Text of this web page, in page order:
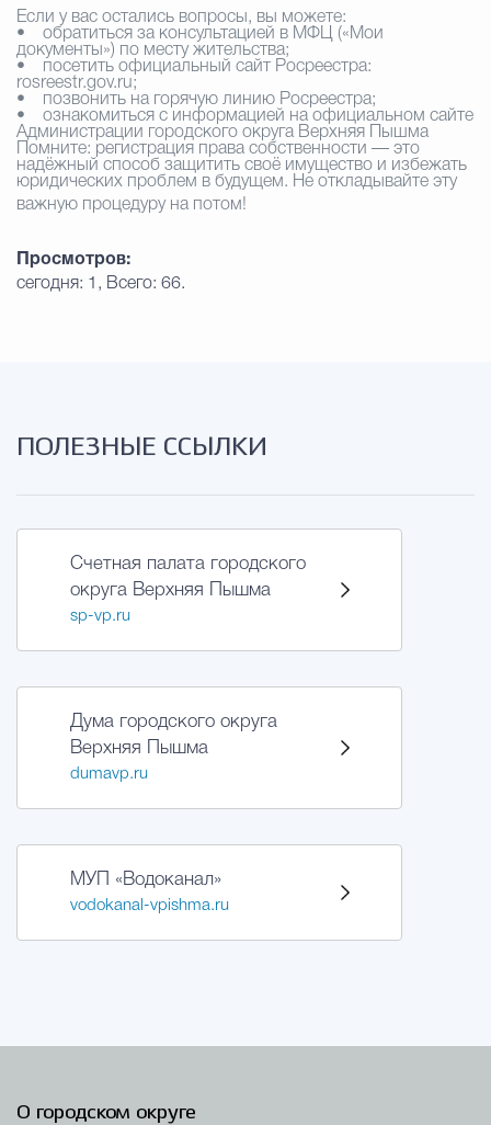
Если у вас остались вопросы, вы можете:
• обратиться за консультацией в МФЦ («Мои
документы») по месту жительства;
• посетить официальный сайт Росреестра:
rosreestr.gov.ru;
• позвонить на горячую линию Росреестра;
• ознакомиться с информацией на официальном сайте
Администрации городского округа Верхняя Пышма
Помните: регистрация права собственности — это
надёжный способ защитить своё имущество и избежать
юридических проблем в будущем. Не откладывайте эту
важную процедуру на потом!
Просмотров:
сегодня: 1, Всего: 66.
ПОЛЕЗНЫЕ ССЫЛКИ
Счетная палата городского
округа Верхняя Пышма
sp-vp.ru
Дума городского округа
Верхняя Пышма
dumavp.ru
МУП «Водоканал»
vodokanal-vpishma.ru
О городском округе